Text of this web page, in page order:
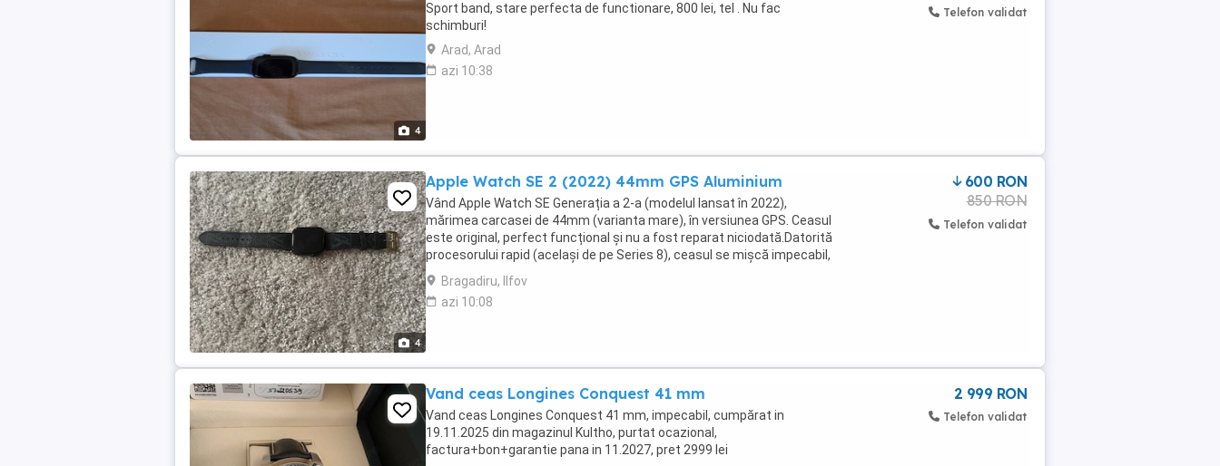
4
Sport band, stare perfecta de functionare, 800 lei, tel . Nu fac
schimburi!
Arad, Arad
azi 10:38
Telefon validat
4
Apple Watch SE 2 (2022) 44mm GPS Aluminium
Vând Apple Watch SE Generația a 2-a (modelul lansat în 2022),
mărimea carcasei de 44mm (varianta mare), în versiunea GPS. Ceasul
este original, perfect funcțional și nu a fost reparat niciodată.Datorită
procesorului rapid (același de pe Series 8), ceasul se mișcă impecabil,
fără niciun fel de lag. Spatele ...
Bragadiru, Ilfov
azi 10:08
600 RON
850 RON
Telefon validat
Vand ceas Longines Conquest 41 mm
Vand ceas Longines Conquest 41 mm, impecabil, cumpărat in
19.11.2025 din magazinul Kultho, purtat ocazional,
factura+bon+garantie pana in 11.2027, pret 2999 lei
2 999 RON
Telefon validat